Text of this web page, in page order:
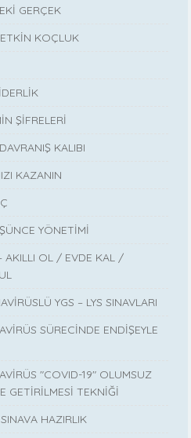
GERÇEK
KOÇLUK
ŞİFRELERİ
KALIBI
KAZANIN
YÖNETİMİ
AKILLI OL / EVDE KAL /
YGS – LYS SINAVLARI
SÜRECİNDE ENDİŞEYLE
"COVID-19" OLUMSUZ
GETİRİLMESİ TEKNİĞİ
HAZIRLIK